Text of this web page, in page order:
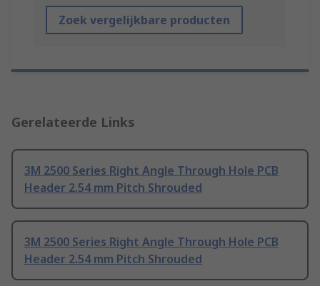
Zoek vergelijkbare producten
Gerelateerde Links
3M 2500 Series Right Angle Through Hole PCB
Header 2.54 mm Pitch Shrouded
3M 2500 Series Right Angle Through Hole PCB
Header 2.54 mm Pitch Shrouded